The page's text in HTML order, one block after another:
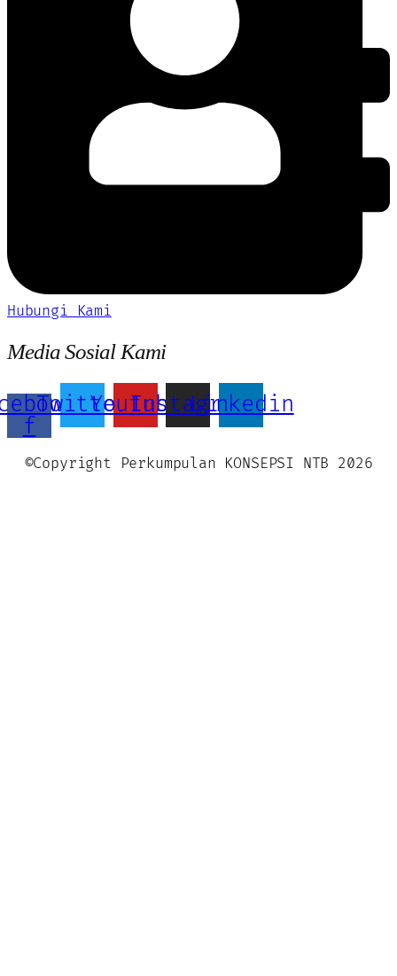
Hubungi Kami
Media Sosial Kami
f
TwitterYoutube
Instagram
Linkedin
©Copyright Perkumpulan KONSEPSI NTB 2026